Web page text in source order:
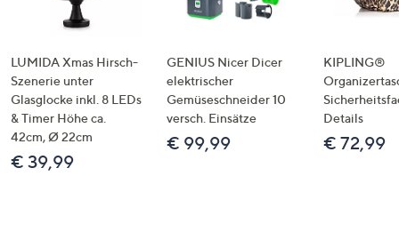
LUMIDA Xmas Hirsch-
Szenerie unter
Glasglocke inkl. 8 LEDs
& Timer Höhe ca.
42cm, Ø 22cm
€ 39,99
GENIUS Nicer Dicer
elektrischer
Gemüseschneider 10
versch. Einsätze
€ 99,99
KIPLING®
Details
€ 72,99